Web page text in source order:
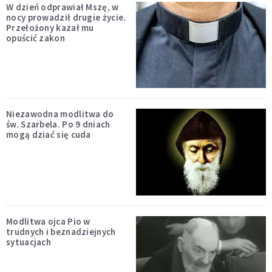
W dzień odprawiał Mszę, w
nocy prowadził drugie życie.
Przełożony kazał mu
opuścić zakon
Niezawodna modlitwa do
św. Szarbela. Po 9 dniach
mogą dziać się cuda
Modlitwa ojca Pio w
trudnych i beznadziejnych
sytuacjach